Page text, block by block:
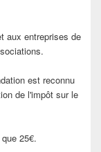
aux entreprises de
est reconnu
de l'impôt sur le
25€.